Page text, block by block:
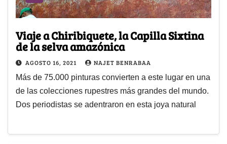
Viaje a Chiribiquete, la Capilla Sixtina
de la selva amazónica
AGOSTO 16, 2021 NAJET BENRABAA
Más de 75.000 pinturas convierten a este lugar en una
de las colecciones rupestres más grandes del mundo.
Dos periodistas se adentraron en esta joya natural